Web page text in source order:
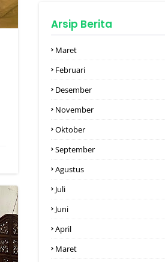
Arsip Berita
Maret
Februari
Desember
November
Oktober
September
Agustus
Juli
Juni
April
Maret